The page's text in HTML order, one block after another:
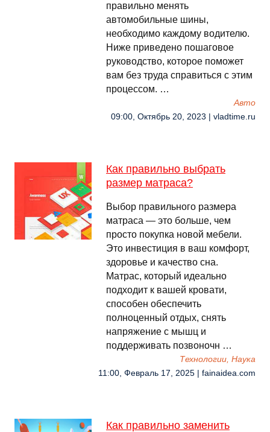
правильно менять
автомобильные шины,
необходимо каждому водителю.
Ниже приведено пошаговое
руководство, которое поможет
вам без труда справиться с этим
процессом. …
Авто
09:00, Октябрь 20, 2023 | vladtime.ru
Как правильно выбрать
размер матраса?
Выбор правильного размера
матраса — это больше, чем
просто покупка новой мебели.
Это инвестиция в ваш комфорт,
здоровье и качество сна.
Матрас, который идеально
подходит к вашей кровати,
способен обеспечить
полноценный отдых, снять
напряжение с мышц и
поддерживать позвоночн …
Технологии, Наука
11:00, Февраль 17, 2025 | fainaidea.com
Как правильно заменить